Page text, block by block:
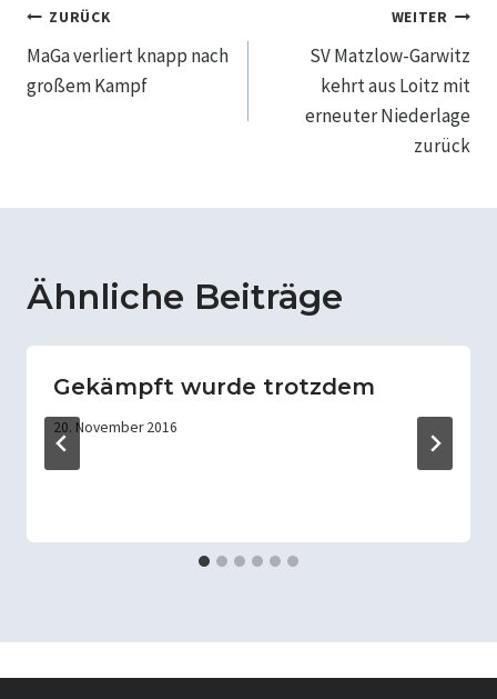
Beitragsnavigation
ZURÜCK
MaGa verliert knapp nach
großem Kampf
WEITER
SV Matzlow-Garwitz
kehrt aus Loitz mit
erneuter Niederlage
zurück
Ähnliche Beiträge
Gekämpft wurde trotzdem
20. November 2016